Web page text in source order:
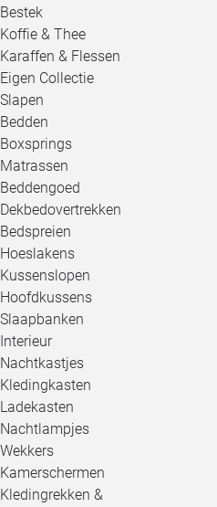
Bestek
Koffie & Thee
Karaffen & Flessen
Eigen Collectie
Slapen
Bedden
Boxsprings
Matrassen
Beddengoed
Dekbedovertrekken
Bedspreien
Hoeslakens
Kussenslopen
Hoofdkussens
Slaapbanken
Interieur
Nachtkastjes
Kledingkasten
Ladekasten
Nachtlampjes
Wekkers
Kamerschermen
Kledingrekken &